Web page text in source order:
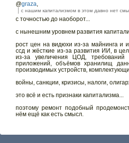
@graza,
с нашим капитализмом в этом давно нет
с точностью до наоборот...
с нынешним уровнем развития
рост цен на видюхи из-за майнинга и
ссд и жёсткие из-за развития ИИ, в
из-за увеличения ЦОД, требований
приложений, объёмов хранилищ
производимых устройств,
войны, санкции, кризисы, налоги,
это всё и есть признаки капитализма...
поэтому ремонт подобный
нём ещё как есть смысл.